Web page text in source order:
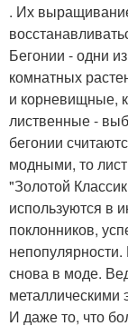
. Их
Бегонии - одни
комнатных
и корневищные,
лиственные -
бегонии
модными, то
"Золотой
используются в
поклонников,
снова в моде.
металлическими
И даже то, что